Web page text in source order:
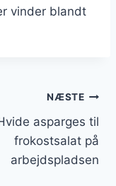
vinder blandt
NÆSTE
asparges til
frokostsalat på
arbejdspladsen